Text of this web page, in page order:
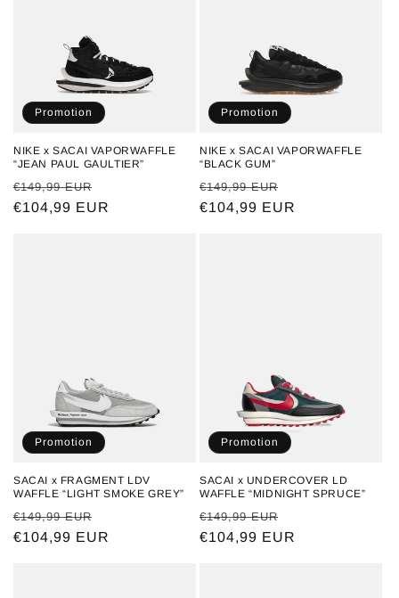
Promotion
NIKE x SACAI VAPORWAFFLE
“JEAN PAUL GAULTIER”
Prix
habituel
€149,99 EUR
promotionnel
€104,99 EUR
Promotion
NIKE x SACAI VAPORWAFFLE
“BLACK GUM”
Prix
habituel
€149,99 EUR
promotionnel
€104,99 EUR
Promotion
SACAI x FRAGMENT LDV
WAFFLE “LIGHT SMOKE GREY”
Prix
habituel
€149,99 EUR
promotionnel
€104,99 EUR
Promotion
SACAI x UNDERCOVER LD
WAFFLE “MIDNIGHT SPRUCE”
Prix
habituel
€149,99 EUR
promotionnel
€104,99 EUR